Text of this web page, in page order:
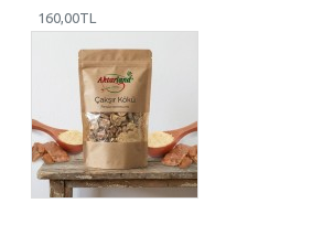
160,00TL